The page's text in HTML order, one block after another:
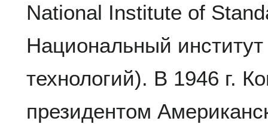
National Institute of
Национальный институт
технологий). В 1946 г.
президентом